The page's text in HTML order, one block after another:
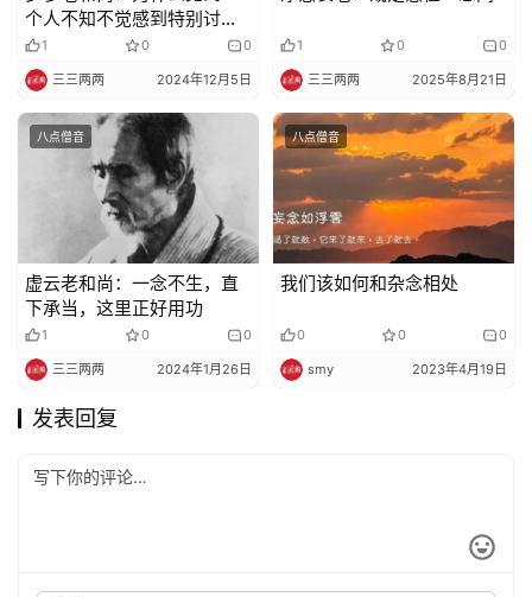
个人不知不觉感到特别讨
厌？
1 0 0
三三两两 2024年12月5日
1 0 0
三三两两 2025年8月21日
八点僧音
虚云老和尚：一念不生，直
下承当，这里正好用功
1 0 0
三三两两 2024年1月26日
八点僧音
我们该如何和杂念相处
0 0 0
smy 2023年4月19日
发表回复